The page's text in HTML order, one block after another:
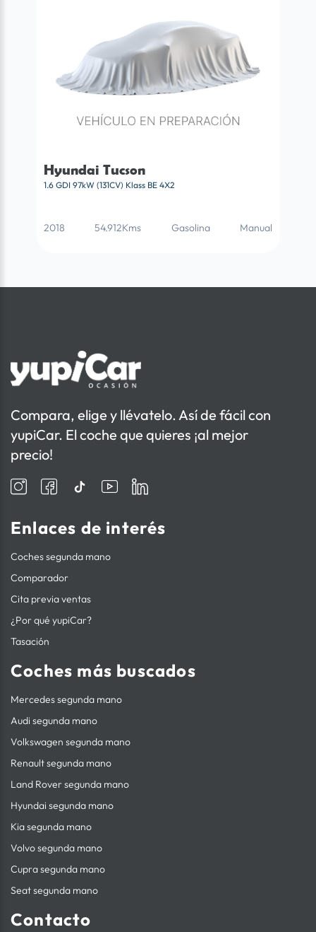
Hyundai Tucson
1.6 GDI 97kW (131CV) Klass BE 4X2
2018 54.912Kms Gasolina Manual
Compara, elige y llévatelo. Así de fácil con
yupiCar. El coche que quieres ¡al mejor
precio!
Enlaces de interés
Coches segunda mano
Comparador
Cita previa ventas
¿Por qué yupiCar?
Tasación
Coches más buscados
Mercedes segunda mano
Audi segunda mano
Volkswagen segunda mano
Renault segunda mano
Land Rover segunda mano
Hyundai segunda mano
Kia segunda mano
Volvo segunda mano
Cupra segunda mano
Seat segunda mano
Contacto